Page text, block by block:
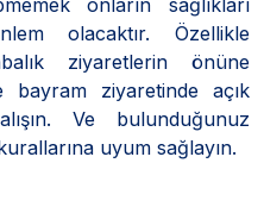
olacaktır. Özellikle
ziyaretlerin önüne
bayram ziyaretinde açık
Ve bulunduğunuz
uyum sağlayın.